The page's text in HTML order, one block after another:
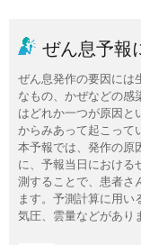
ぜん息予報
ぜん息発作の要因には
なもの、かぜなどの感
はどれか一つが原因と
からみあって起こって
本予報では、発作の原
に、予報当日における
測することで、患者さ
ます。予測計算に用い
気圧、雲量などがあり